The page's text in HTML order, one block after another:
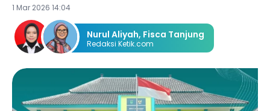
1 Mar 2026 14:04
Nurul Aliyah, Fisca Tanjung
Redaksi Ketik.com